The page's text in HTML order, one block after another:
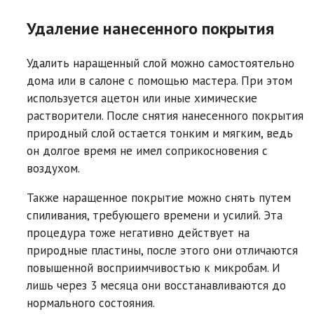
Удаление нанесенного покрытия
Удалить наращенный слой можно самостоятельно
дома или в салоне с помощью мастера. При этом
используется ацетон или иные химические
растворители. После снятия нанесенного покрытия
природный слой остается тонким и мягким, ведь
он долгое время не имел соприкосновения с
воздухом.
Также наращенное покрытие можно снять путем
спиливания, требующего времени и усилий. Эта
процедура тоже негативно действует на
природные пластины, после этого они отличаются
повышенной восприимчивостью к микробам. И
лишь через 3 месяца они восстанавливаются до
нормального состояния.